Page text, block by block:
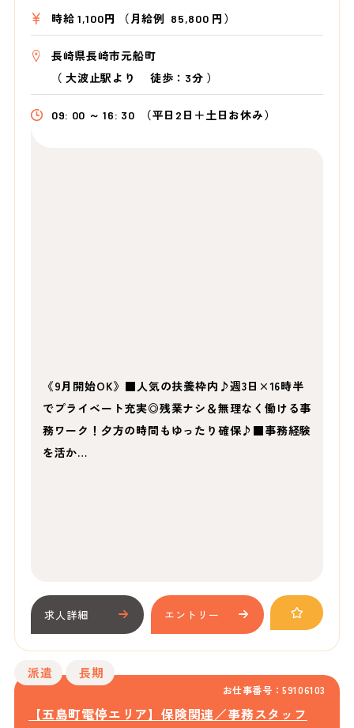
時給 1,100円 （月給例 85,800 円）
長崎県長崎市元船町
（大波止駅より 徒歩：3分 ）
09: 00 ～ 16: 30 （平日2日＋土日お休み）
《9月開始OK》■人気の扶養枠内♪週3日×16時半
でプライベート充実◎残業ナシ＆無理なく働ける事
務ワーク！夕方の時間もゆったり確保♪■事務経験
を活か…
求人詳細 エントリー
お仕事番号：59106103
派遣 長期
【五島町電停エリア】保険関連／事務スタッフ